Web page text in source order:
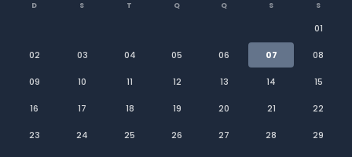
D S T Q Q S S
01
02 03 04 05 06 07 08
09 10 11 12 13 14 15
16 17 18 19 20 21 22
23 24 25 26 27 28 29